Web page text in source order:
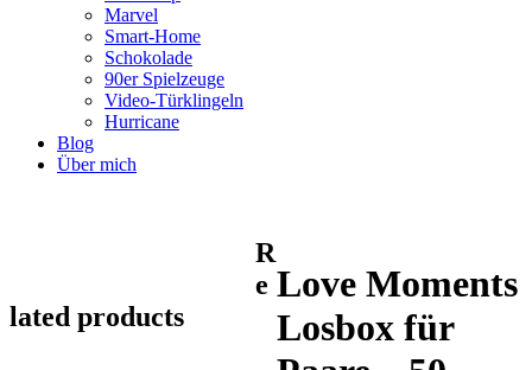
Marvel
Smart-Home
Schokolade
90er Spielzeuge
Video-Türklingeln
Hurricane
Blog
Über mich
Love Moments
Losbox für
R
e
lated products